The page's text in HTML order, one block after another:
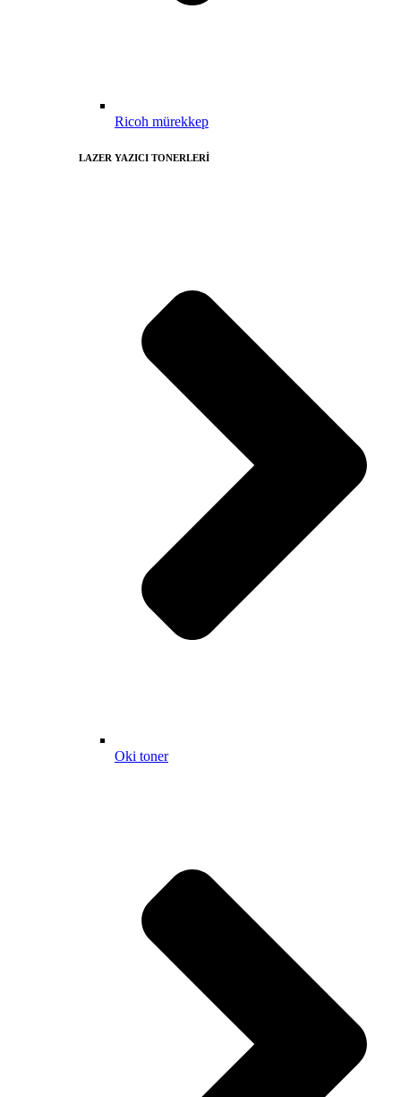
Ricoh mürekkep
LAZER YAZICI TONERLERİ
Oki toner